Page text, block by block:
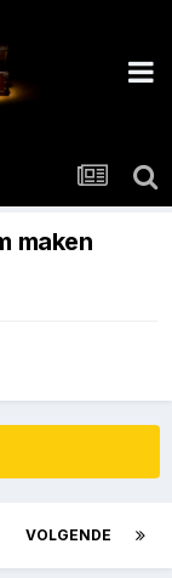
maken
VOLGENDE